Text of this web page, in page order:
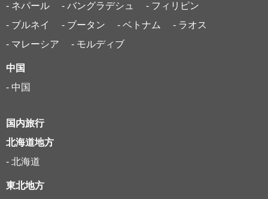
- ネパール
- バングラデシュ
- フィリピン
- ブルネイ
- ブータン - ベトナム
- ラオス
- マレーシア
- モルディブ
中国
- 中国
国内旅行
北海道地方
- 北海道
東北地方